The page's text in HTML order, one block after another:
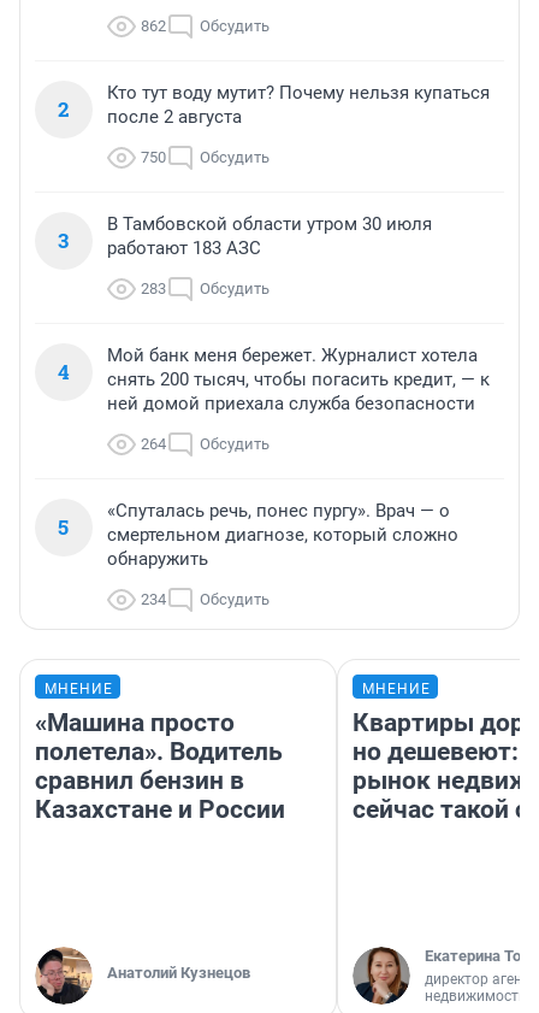
862 Обсудить
2
Кто тут воду мутит? Почему нельзя купаться
после 2 августа
750 Обсудить
3
В Тамбовской области утром 30 июля
работают 183 АЗС
283 Обсудить
4
Мой банк меня бережет. Журналист хотела
снять 200 тысяч, чтобы погасить кредит, — к
ней домой приехала служба безопасности
264 Обсудить
5
«Спуталась речь, понес пургу». Врач — о
смертельном диагнозе, который сложно
обнаружить
234 Обсудить
МНЕНИЕ
«Машина просто
полетела». Водитель
сравнил бензин в
Казахстане и России
Анатолий Кузнецов
МНЕНИЕ
Квартиры
но дешевеют:
рынок
сейчас такой
Екатерина
директор
недвижимости